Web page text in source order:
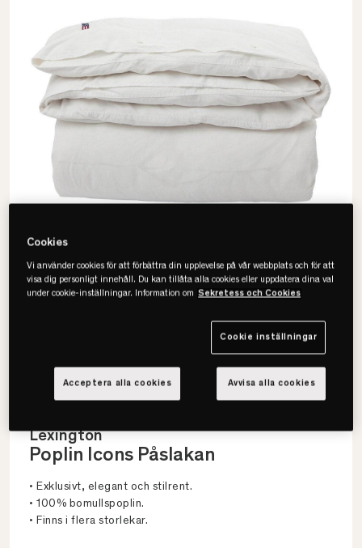
Lexington
Poplin Icons Påslakan
• Exklusivt, elegant och stilrent.
• 100% bomullspoplin.
• Finns i flera storlekar.
Cookies
Vi använder cookies för att förbättra din upplevelse på vår webbplats och för att
visa dig personligt innehåll. Du kan tillåta alla cookies eller uppdatera dina val
under cookie-inställningar. Information om Sekretess och Cookies
Cookie inställningar
Avvisa alla cookies
Acceptera alla cookies